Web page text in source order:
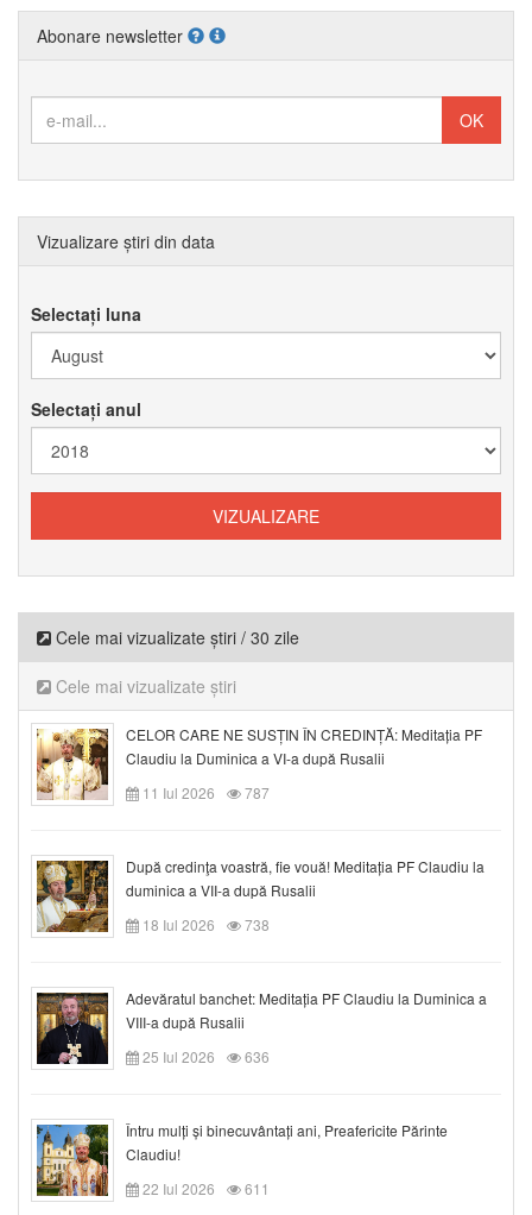
Abonare newsletter
Vizualizare știri din data
Selectați luna
Selectați anul
Cele mai vizualizate știri / 30 zile
Cele mai vizualizate știri
CELOR CARE NE SUSȚIN ÎN CREDINȚĂ: Meditația PF
Claudiu la Duminica a VI-a după Rusalii
11 Iul 2026
787
După credinţa voastră, fie vouă! Meditația PF Claudiu la
duminica a VII-a după Rusalii
18 Iul 2026
738
Adevăratul banchet: Meditația PF Claudiu la Duminica a
VIII-a după Rusalii
25 Iul 2026
636
Întru mulți și binecuvântați ani, Preafericite Părinte
Claudiu!
22 Iul 2026
611